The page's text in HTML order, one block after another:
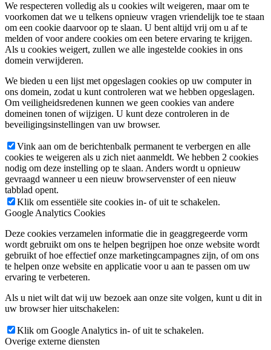
We respecteren volledig als u cookies wilt weigeren, maar om te
voorkomen dat we u telkens opnieuw vragen vriendelijk toe te staan
om een cookie daarvoor op te slaan. U bent altijd vrij om u af te
melden of voor andere cookies om een betere ervaring te krijgen.
Als u cookies weigert, zullen we alle ingestelde cookies in ons
domein verwijderen.
We bieden u een lijst met opgeslagen cookies op uw computer in
ons domein, zodat u kunt controleren wat we hebben opgeslagen.
Om veiligheidsredenen kunnen we geen cookies van andere
domeinen tonen of wijzigen. U kunt deze controleren in de
beveiligingsinstellingen van uw browser.
Vink aan om de berichtenbalk permanent te verbergen en alle
cookies te weigeren als u zich niet aanmeldt. We hebben 2 cookies
nodig om deze instelling op te slaan. Anders wordt u opnieuw
gevraagd wanneer u een nieuw browservenster of een nieuw
tabblad opent.
Klik om essentiële site cookies in- of uit te schakelen.
Google Analytics Cookies
Deze cookies verzamelen informatie die in geaggregeerde vorm
wordt gebruikt om ons te helpen begrijpen hoe onze website wordt
gebruikt of hoe effectief onze marketingcampagnes zijn, of om ons
te helpen onze website en applicatie voor u aan te passen om uw
ervaring te verbeteren.
Als u niet wilt dat wij uw bezoek aan onze site volgen, kunt u dit in
uw browser hier uitschakelen:
Klik om Google Analytics in- of uit te schakelen.
Overige externe diensten